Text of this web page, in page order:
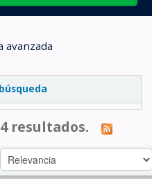
avanzada
resultados.